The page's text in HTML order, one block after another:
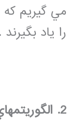
مي گيريم كه
را ياد بگيرند .
2. الگوريتمهاي پوشش متوالي